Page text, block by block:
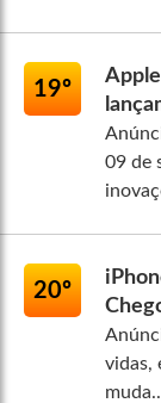
19º
09 de
20º
vidas,